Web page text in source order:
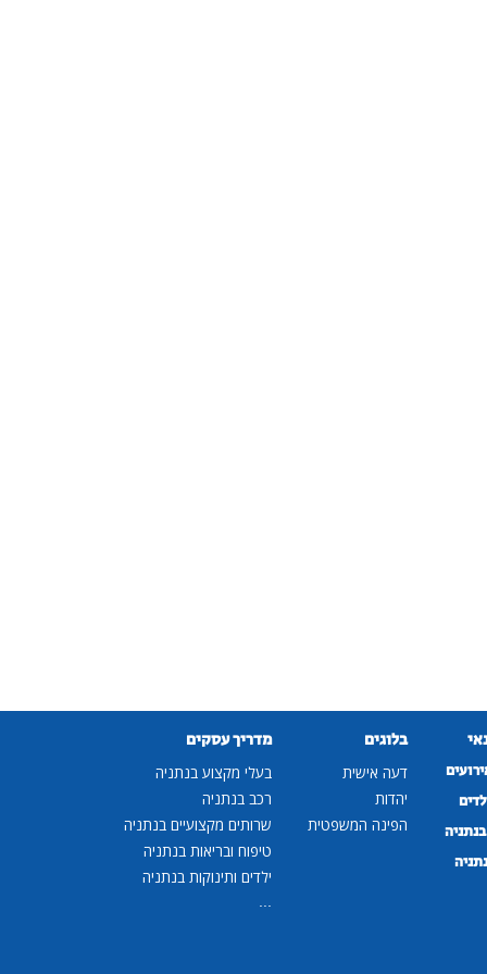
בלוגים
דעה אישית
יהדות
הפינה המשפטית
מדריך עסקים
בעלי מקצוע בנתניה
רכב בנתניה
שרותים מקצועיים בנתניה
טיפוח ובריאות בנתניה
ילדים ותינוקות בנתניה